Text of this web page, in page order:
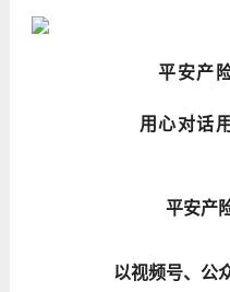
平安产
用心对话
平安产
以视频号、公